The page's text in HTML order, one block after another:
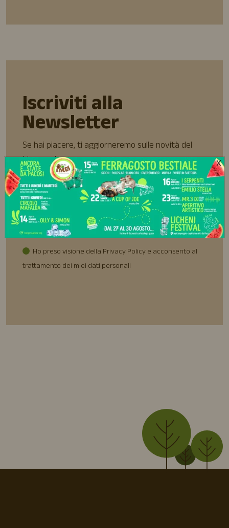
X
Iscriviti alla
Newsletter
Se hai piacere, ti aggiorneremo sulle novità del
bioparco!
Ho preso visione della Privacy Policy e acconsento al
trattamento dei miei dati personali